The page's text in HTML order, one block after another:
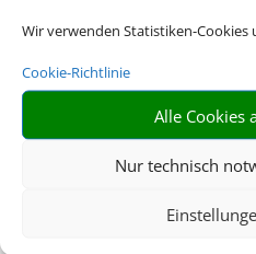
Wir verwenden Statistiken-Cookies
Cookie-Richtlinie
Alle Cookies
Nur technisch
Wir brauchen